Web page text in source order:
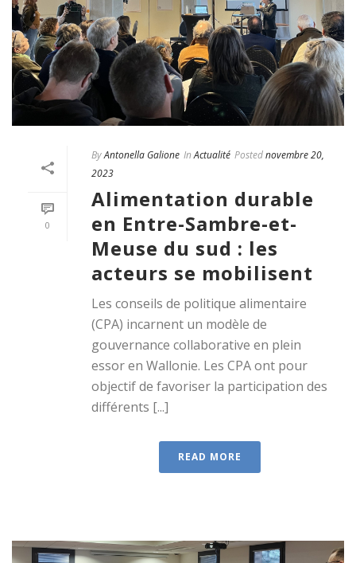
0
ByAntonella Galione In Actualité Postednovembre 20,
2023
Alimentation durable
en Entre-Sambre-et-
Meuse du sud : les
acteurs se mobilisent
Les conseils de politique alimentaire
(CPA) incarnent un modèle de
gouvernance collaborative en plein
essor en Wallonie. Les CPA ont pour
objectif de favoriser la participation des
différents [...]
READ MORE